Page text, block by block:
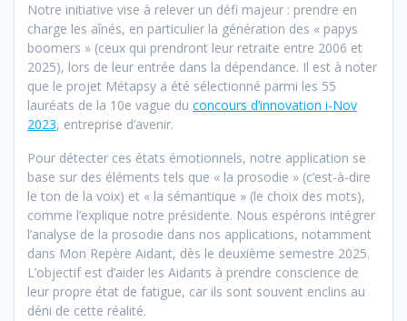
Notre initiative vise à relever un défi majeur : prendre en
charge les aînés, en particulier la génération des « papys
boomers » (ceux qui prendront leur retraite entre 2006 et
2025), lors de leur entrée dans la dépendance. Il est à noter
que le projet Métapsy a été sélectionné parmi les 55
lauréats de la 10e vague du concours d’innovation i-Nov
2023, entreprise d’avenir.
Pour détecter ces états émotionnels, notre application se
base sur des éléments tels que « la prosodie » (c’est-à-dire
le ton de la voix) et « la sémantique » (le choix des mots),
comme l’explique notre présidente. Nous espérons intégrer
l’analyse de la prosodie dans nos applications, notamment
dans Mon Repère Aidant, dès le deuxième semestre 2025.
L’objectif est d’aider les Aidants à prendre conscience de
leur propre état de fatigue, car ils sont souvent enclins au
déni de cette réalité.